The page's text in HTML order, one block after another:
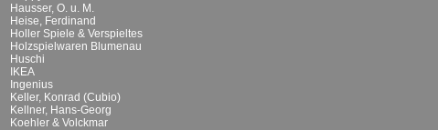
Hausser, O. u. M.
Heise, Ferdinand
Holler Spiele & Verspieltes
Holzspielwaren Blumenau
Huschi
IKEA
Ingenius
Keller, Konrad (Cubio)
Kellner, Hans-Georg
Koehler & Volckmar